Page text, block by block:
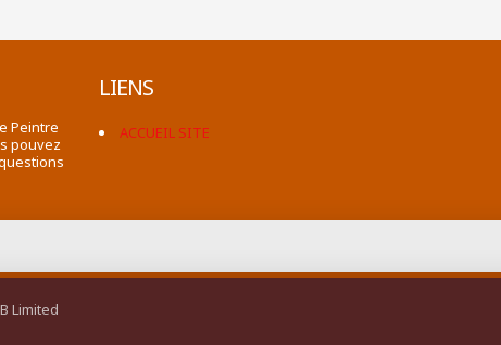
Peintre
pouvez
LIENS
ACCUEIL SITE
Limited